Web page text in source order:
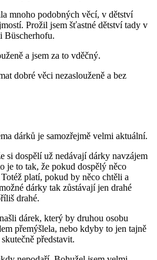
mnoho podobných věcí, v dětství
Prožil jsem šťastné dětství tady v
Büscherhofu.
a jsem za to vděčný.
dobré věci nezaslouženě a bez
dárků je samozřejmě velmi aktuální.
si dospělí už nedávají dárky navzájem
je to tak, že pokud dospělý něco
platí, pokud by něco chtěli a
dárky tak zůstávají jen drahé
drahé.
dárek, který by druhou osobu
přemýšlela, nebo kdyby to jen tajně
představit.